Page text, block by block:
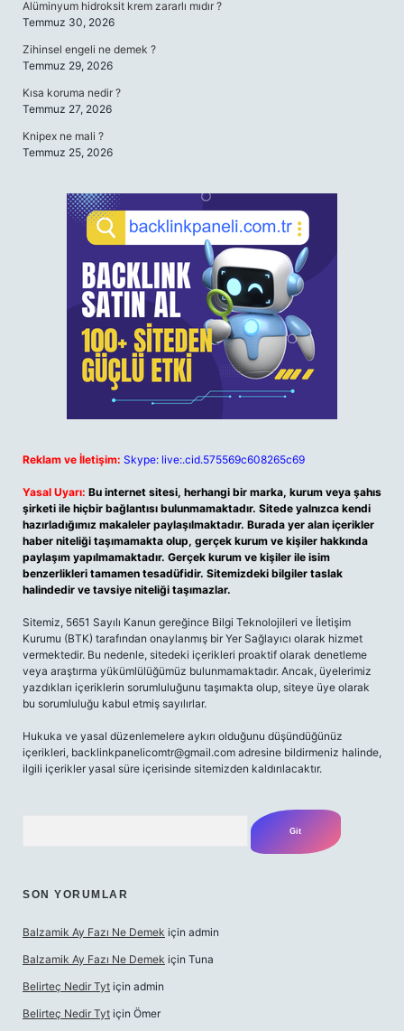
Alüminyum hidroksit krem zararlı mıdır ?
Temmuz 30, 2026
Zihinsel engeli ne demek ?
Temmuz 29, 2026
Kısa koruma nedir ?
Temmuz 27, 2026
Knipex ne mali ?
Temmuz 25, 2026
Reklam ve İletişim: Skype: live:.cid.575569c608265c69
Yasal Uyarı: Bu internet sitesi, herhangi bir marka, kurum veya şahıs
şirketi ile hiçbir bağlantısı bulunmamaktadır. Sitede yalnızca kendi
hazırladığımız makaleler paylaşılmaktadır. Burada yer alan içerikler
haber niteliği taşımamakta olup, gerçek kurum ve kişiler hakkında
paylaşım yapılmamaktadır. Gerçek kurum ve kişiler ile isim
benzerlikleri tamamen tesadüfidir. Sitemizdeki bilgiler taslak
halindedir ve tavsiye niteliği taşımazlar.
Sitemiz, 5651 Sayılı Kanun gereğince Bilgi Teknolojileri ve İletişim
Kurumu (BTK) tarafından onaylanmış bir Yer Sağlayıcı olarak hizmet
vermektedir. Bu nedenle, sitedeki içerikleri proaktif olarak denetleme
veya araştırma yükümlülüğümüz bulunmamaktadır. Ancak, üyelerimiz
yazdıkları içeriklerin sorumluluğunu taşımakta olup, siteye üye olarak
bu sorumluluğu kabul etmiş sayılırlar.
Hukuka ve yasal düzenlemelere aykırı olduğunu düşündüğünüz
içerikleri, backlinkpanelicomtr@gmail.com adresine bildirmeniz halinde,
ilgili içerikler yasal süre içerisinde sitemizden kaldırılacaktır.
SON YORUMLAR
Balzamik Ay Fazı Ne Demek için admin
Balzamik Ay Fazı Ne Demek için Tuna
Belirteç Nedir Tyt için admin
Belirteç Nedir Tyt için Ömer